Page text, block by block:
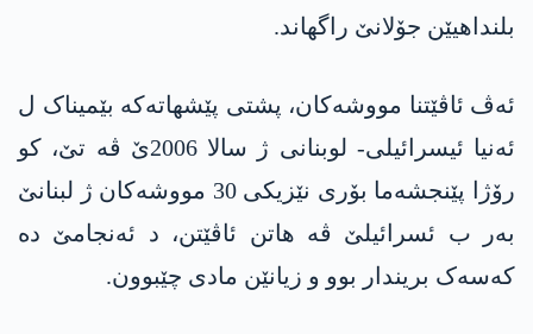
بلنداهیێن جۆلانێ راگهاند.
ئەڤ ئاڤێتنا مووشەکان، پشتی پێشهاتەکە بێمیناک ل
ئەنیا ئیسرائیلی- لوبنانی ژ سالا 2006ێ ڤە تێ، کو
رۆژا پێنجشەما بۆری نێزیکی 30 مووشەکان ژ لبنانێ
بەر ب ئسرائیلێ ڤە هاتن ئاڤێتن، د ئەنجامێ دە
کەسەک بریندار بوو و زیانێن مادی چێبوون.